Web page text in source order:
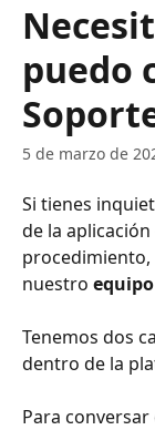
puedo
5 de marzo de
Si tienes
de la
nuestro
Tenemos dos
dentro de la
Para